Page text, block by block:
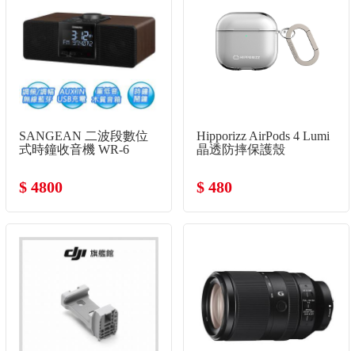
SANGEAN 二波段數位
式時鐘收音機 WR-6
$ 4800
Hipporizz AirPods 4 Lumi
晶透防摔保護殼
$ 480